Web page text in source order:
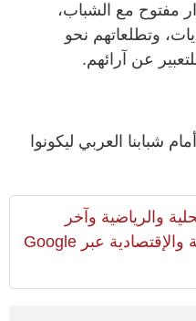
مفتوح مع الشباب،
وتطلعاتهم نحو
عن آرائهم.
شبابنا العربي ليكونوا
والرياضية وآخر
المستجدات السياسية والإقتصادية عبر Google